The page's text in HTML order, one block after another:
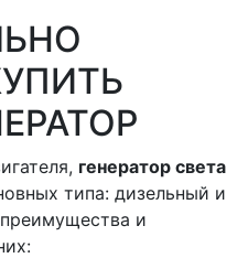
генератор света
типа: дизельный и
и